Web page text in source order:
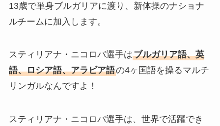
13歳で単身ブルガリアに渡り、新体操のナショナ
ルチームに加入します。
スティリアナ・ニコロバ選手はブルガリア語、英
語、ロシア語、アラビア語の4ヶ国語を操るマルチ
リンガルなんですよ！
スティリアナ・ニコロバ選手は、世界で活躍でき